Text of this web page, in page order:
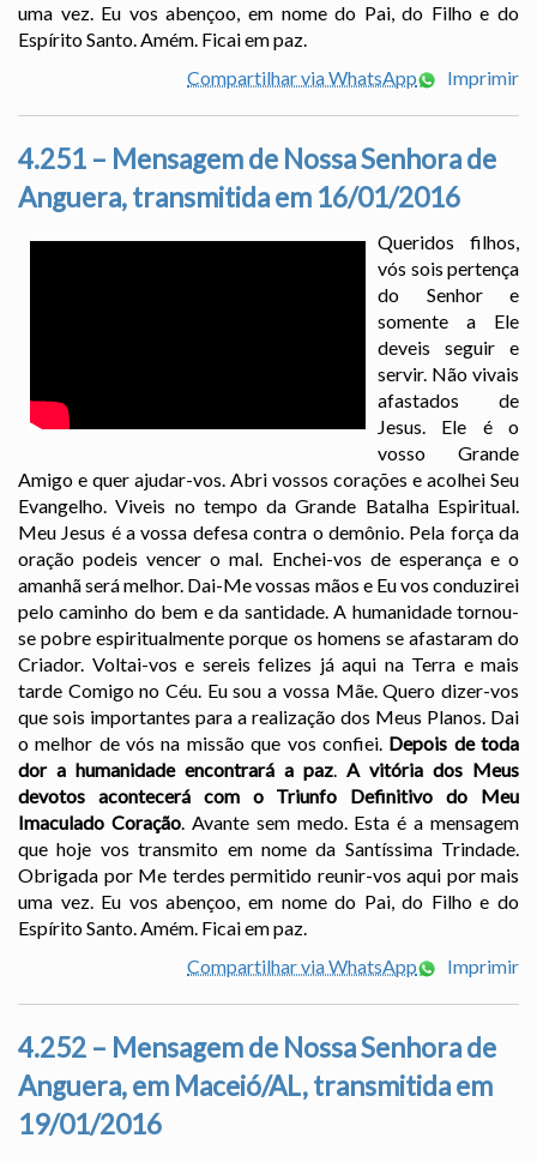
uma vez. Eu vos abençoo, em nome do Pai, do Filho e do
Espírito Santo. Amém. Ficai em paz.
Compartilhar via WhatsApp
Imprimir
4.251 – Mensagem de Nossa Senhora de
Anguera, transmitida em 16/01/2016
Queridos filhos,
vós sois pertença
do Senhor e
somente a Ele
deveis seguir e
servir. Não vivais
afastados de
Jesus. Ele é o
vosso Grande
Amigo e quer ajudar-vos. Abri vossos corações e acolhei Seu
Evangelho. Viveis no tempo da Grande Batalha Espiritual.
Meu Jesus é a vossa defesa contra o demônio. Pela força da
oração podeis vencer o mal. Enchei-vos de esperança e o
amanhã será melhor. Dai-Me vossas mãos e Eu vos conduzirei
pelo caminho do bem e da santidade. A humanidade tornou-
se pobre espiritualmente porque os homens se afastaram do
Criador. Voltai-vos e sereis felizes já aqui na Terra e mais
tarde Comigo no Céu. Eu sou a vossa Mãe. Quero dizer-vos
que sois importantes para a realização dos Meus Planos. Dai
o melhor de vós na missão que vos confiei. Depois de toda
dor a humanidade encontrará a paz. A vitória dos Meus
devotos acontecerá com o Triunfo Definitivo do Meu
Imaculado Coração. Avante sem medo. Esta é a mensagem
que hoje vos transmito em nome da Santíssima Trindade.
Obrigada por Me terdes permitido reunir-vos aqui por mais
uma vez. Eu vos abençoo, em nome do Pai, do Filho e do
Espírito Santo. Amém. Ficai em paz.
Compartilhar via WhatsApp
Imprimir
4.252 – Mensagem de Nossa Senhora de
Anguera, em Maceió/AL, transmitida em
19/01/2016